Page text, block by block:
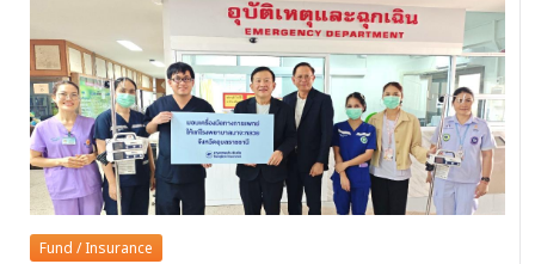
Fund / Insurance